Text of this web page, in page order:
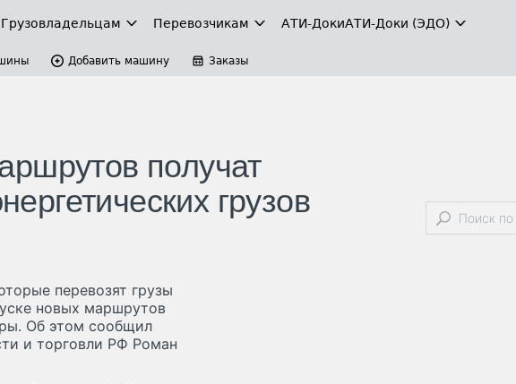
Грузовладельцам Перевозчикам АТИ-ДокиАТИ-Доки (ЭДО)
Добавить машину Заказы
получат
грузов
перевозят грузы
новых маршрутов
Об этом сообщил
и торговли РФ Роман